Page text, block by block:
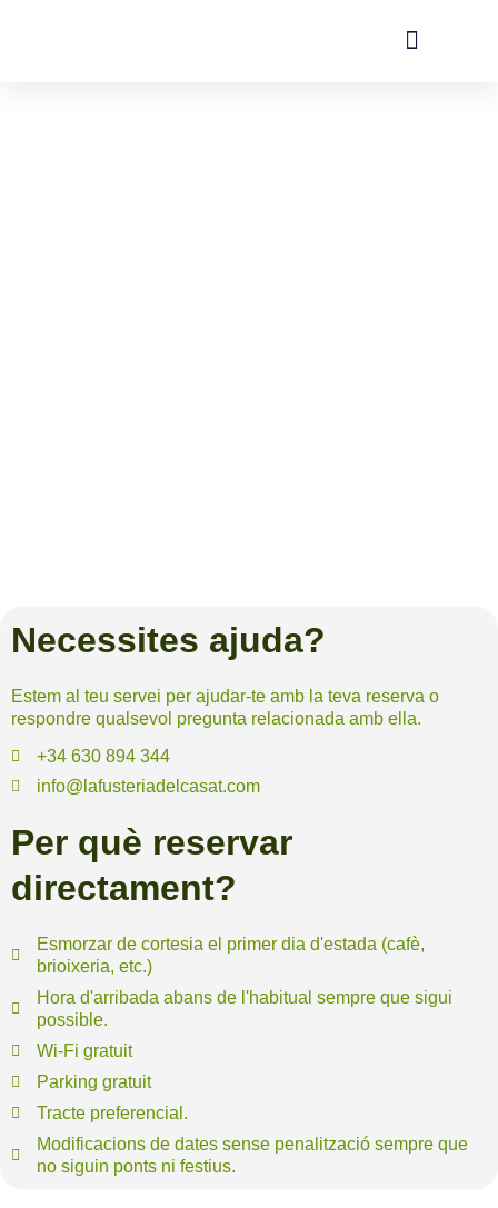
Necessites ajuda?
Estem al teu servei per ajudar-te amb la teva reserva o
respondre qualsevol pregunta relacionada amb ella.
+34 630 894 344
info@lafusteriadelcasat.com
Per què reservar
directament?
Esmorzar de cortesia el primer dia d'estada (cafè,
brioixeria, etc.)
Hora d'arribada abans de l'habitual sempre que sigui
possible.
Wi-Fi gratuit
Parking gratuit
Tracte preferencial.
Modificacions de dates sense penalització sempre que
no siguin ponts ni festius.